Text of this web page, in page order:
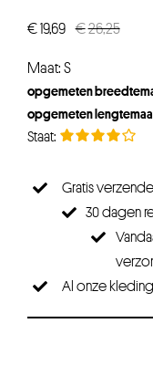
€26,25
€19,69
Maat: S
opgemeten
opgemeten
Gratis
30 dagen
Al onze